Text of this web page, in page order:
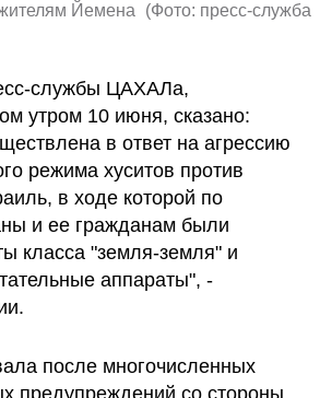
Йемена (Фото: пресс-служба
службы ЦАХАЛа,
утром 10 июня, сказано:
​​в ответ на агрессию
режима хуситов против
в ходе которой по
и ее гражданам были
класса "земля-земля" и
аппараты", -
​​после многочисленных
предупреждений со стороны